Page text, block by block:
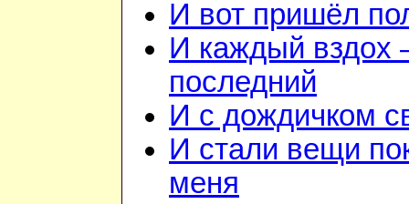
И вот пришёл
И каждый вздох
последний
И с дождичком
И стали вещи
меня